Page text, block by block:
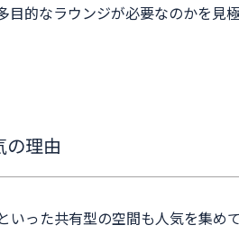
的なラウンジが必要なのかを見極
理由
った共有型の空間も人気を集めて